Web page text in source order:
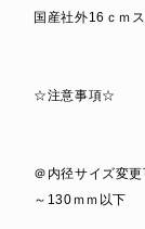
国産社外16ｃｍ
☆注意事項☆
＠内径サイズ変
～130ｍｍ以下